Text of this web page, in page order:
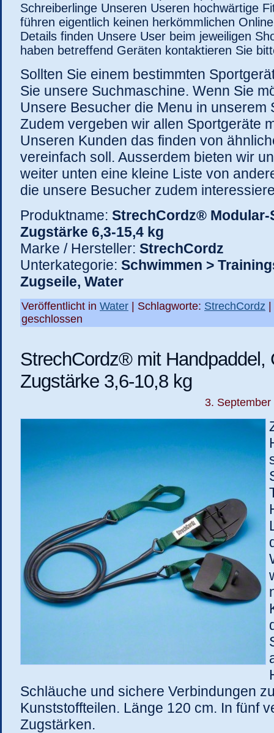
Schreiberlinge Unseren Useren hochwärtige
führen eigentlich keinen herkömmlichen
Details finden Unsere User beim jeweiligen
haben betreffend Geräten kontaktieren Sie
Sollten Sie einem bestimmten
Sie unsere Suchmaschine. Wenn Sie
Unsere Besucher die Menu in unserem
Zudem vergeben wir allen Sportgeräte
Unseren Kunden das finden von
vereinfach soll. Ausserdem bieten wir
weiter unten eine kleine Liste von
die unsere Besucher zudem
Produktname: StrechCordz® Modular-
Zugstärke 6,3-15,4 kg
Marke / Hersteller: StrechCordz
Unterkategorie: Schwimmen >
Zugseile, Water
Veröffentlicht in Water | Schlagworte: StrechCordz |
geschlossen
StrechCordz® mit Handpaddel,
Zugstärke 3,6-10,8 kg
3.
Schläuche und sichere Verbindungen
Kunststoffteilen. Länge 120 cm. In fünf
Zugstärken.